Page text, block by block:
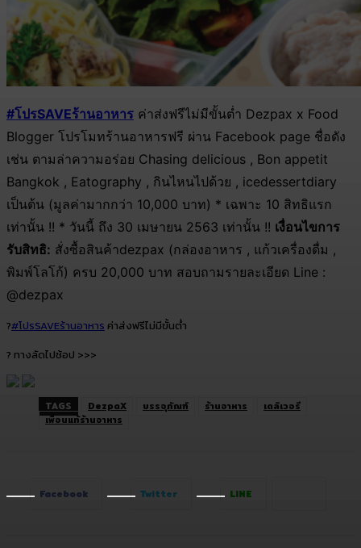
#โปรSAVEร้านอาหาร ค่าส่งฟรีไม่มีขั้นต่ำ Dezpax x Food
Blogger โปรโมทร้านอาหารฟรี ผ่าน Facebook page ชื่อดัง
เช่น ตามล่าความอร่อย Chasing delicious , Bon appetit
Bangkok , Eatography , กินไหนไปด้วย , icedessertdiary
เป็นต้น (มูลค่ามากกว่า 10,000 บาท) * เฉพาะ 10 สิทธิแรก
เท่านั้น !! * วันนี้ ถึง 30 เมษายน 2563 เท่านั้น !! เงื่อนไขการ
รับสิทธิ: สั่งซื้อสินค้าdezpax (กล่องอาหาร , แก้วเครื่องดื่ม ,
พิมพ์โลโก้) ครบ 20,000 บาท สอบถามรายละเอียด Line :
@dezpax
?#โปรSAVEร้านอาหาร ค่าส่งฟรีไม่มีขั้นต่ำ
? ทางลัดไปช้อป >>>
TAGS DezpaX บรรจุภัณฑ์ ร้านอาหาร
เดลิเวอรี
เพื่อนแท้ร้านอาหาร
Facebook Twitter LINE